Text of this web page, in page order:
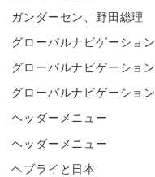
ガンダーセン、野田総理
グローバルナビゲーション
グローバルナビゲーション
グローバルナビゲーション
ヘッダーメニュー
ヘッダーメニュー
ヘブライと日本